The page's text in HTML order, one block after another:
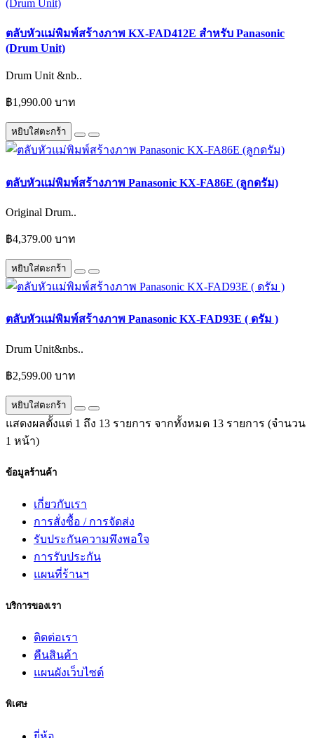
ตลับหัวแม่พิมพ์สร้างภาพ KX-FAD412E สำหรับ Panasonic
(Drum Unit)
Drum Unit &nb..
฿1,990.00 บาท
หยิบใส่ตะกร้า
ตลับหัวแม่พิมพ์สร้างภาพ Panasonic KX-FA86E (ลูกดรัม)
Original Drum..
฿4,379.00 บาท
หยิบใส่ตะกร้า
ตลับหัวแม่พิมพ์สร้างภาพ Panasonic KX-FAD93E ( ดรัม )
Drum Unit&nbs..
฿2,599.00 บาท
หยิบใส่ตะกร้า
แสดงผลตั้งแต่ 1 ถึง 13 รายการ จากทั้งหมด 13 รายการ (จำนวน
1 หน้า)
ข้อมูลร้านค้า
เกี่ยวกับเรา
การสั่งซื้อ / การจัดส่ง
รับประกันความพึงพอใจ
การรับประกัน
แผนที่ร้านฯ
บริการของเรา
ติดต่อเรา
คืนสินค้า
แผนผังเว็บไซต์
พิเศษ